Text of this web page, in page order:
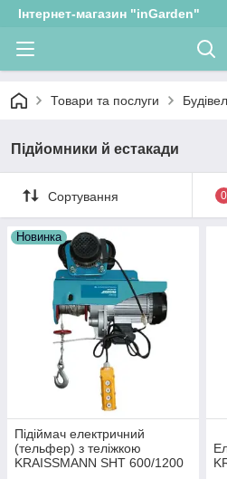
Інтернет-магазин "inGarden"
Товари та послуги
Підйомники й естакади
Сортування 0
Новинка
Підіймач електричний
(тельфер) з теліжкою
KRAISSMANN SHT 600/1200